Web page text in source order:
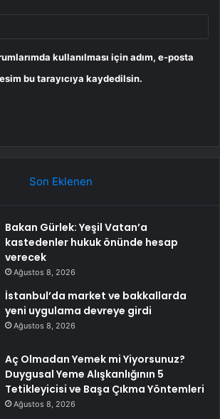
kullanılması için adım, e-posta
bu tarayıcıya kaydedilsin.
Son Eklenen
Bakan Gürlek: Yeşil Vatan’a
kastedenler hukuk önünde hesap
verecek
Ağustos 8, 2026
İstanbul’da market ve bakkallarda
yeni uygulama devreye girdi
Ağustos 8, 2026
Aç Olmadan Yemek mi Yiyorsunuz?
Duygusal Yeme Alışkanlığının 5
Tetikleyicisi ve Başa Çıkma Yöntemleri
Ağustos 8, 2026